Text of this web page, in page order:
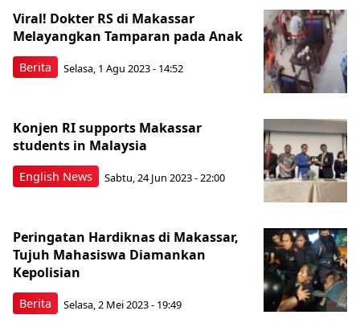
Berita
Viral! Dokter RS di Makassar
Melayangkan Tamparan pada Anak
Selasa, 1 Agu 2023 - 14:52
English News
Konjen RI supports Makassar
students in Malaysia
Sabtu, 24 Jun 2023 - 22:00
Berita
Peringatan Hardiknas di Makassar,
Tujuh Mahasiswa Diamankan
Kepolisian
Selasa, 2 Mei 2023 - 19:49